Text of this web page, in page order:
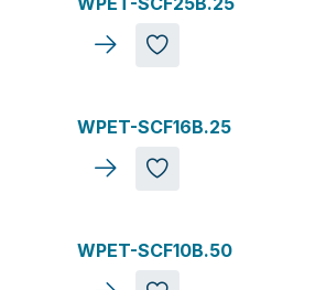
WPET-SCF16B.25
WPET-SCF10B.50